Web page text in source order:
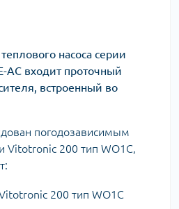
насоса серии
AC входит проточный
встроенный во
погодозависимым
Vitotronic 200 тип WO1C,